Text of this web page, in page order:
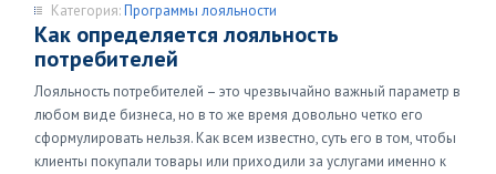
Категория:Программы лояльности
Как определяется лояльность
потребителей
Лояльность потребителей – это чрезвычайно важный параметр в
любом виде бизнеса, но в то же время довольно четко его
сформулировать нельзя. Как всем известно, суть его в том, чтобы
клиенты покупали товары или приходили за услугами именно к